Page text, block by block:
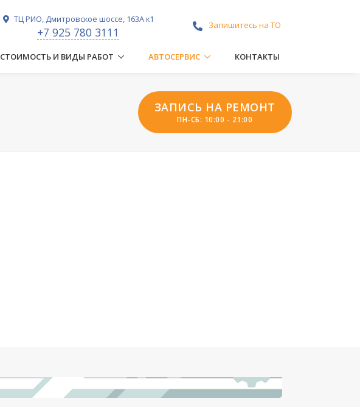
ТЦ РИО, Дмитровское шоссе, 163А к1
+7 925 780 3111
Запишитесь на ТО
СТОИМОСТЬ И ВИДЫ РАБОТ АВТОСЕРВИС КОНТАКТЫ
ЗАПИСЬ НА РЕМОНТ
ПН-СБ: 10:00 - 21:00